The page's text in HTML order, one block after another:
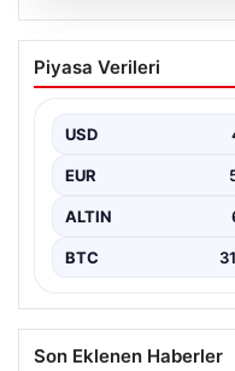
06.08.2026
MHP’li Feti
İçin Çerçeve
Yardımcısı Feti
ve…
Piyasa Verileri
USD
EUR
ALTIN
BTC
Son Eklenen Haberler